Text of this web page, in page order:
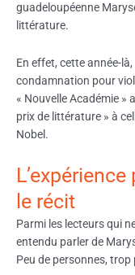
guadeloupéenne
littérature.
En effet, cette année-
condamnation pour viol
« Nouvelle Académie »
prix de littérature » à
Nobel.
le récit
Parmi les lecteurs qui
entendu parler de
Peu de personnes,